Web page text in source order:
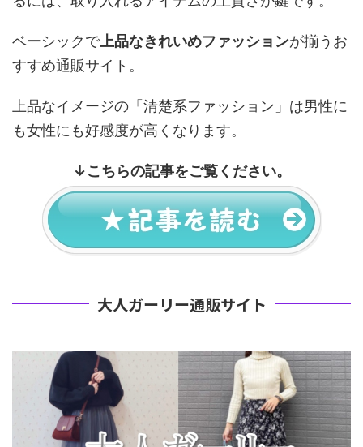
ベーシックで上品なきれいめファッションが揃うお
すすめ通販サイト。
上品なイメージの「清楚系ファッション」は男性に
も女性にも好感度が高くなります。
↓こちらの記事をご覧ください。
大人ガーリー通販サイト